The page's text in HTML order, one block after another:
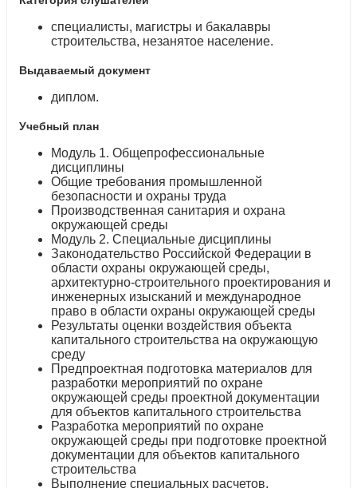
специалисты, магистры и бакалавры
строительства, незанятое население.
Выдаваемый документ
диплом.
Учебный план
Модуль 1. Общепрофессиональные
дисциплины
Общие требования промышленной
безопасности и охраны труда
Производственная санитария и охрана
окружающей среды
Модуль 2. Специальные дисциплины
Законодательство Российской Федерации в
области охраны окружающей среды,
архитектурно-строительного проектирования и
инженерных изысканий и международное
право в области охраны окружающей среды
Результаты оценки воздействия объекта
капитального строительства на окружающую
среду
Предпроектная подготовка материалов для
разработки мероприятий по охране
окружающей среды проектной документации
для объектов капитального строительства
Разработка мероприятий по охране
окружающей среды при подготовке проектной
документации для объектов капитального
строительства
Выполнение специальных расчетов,